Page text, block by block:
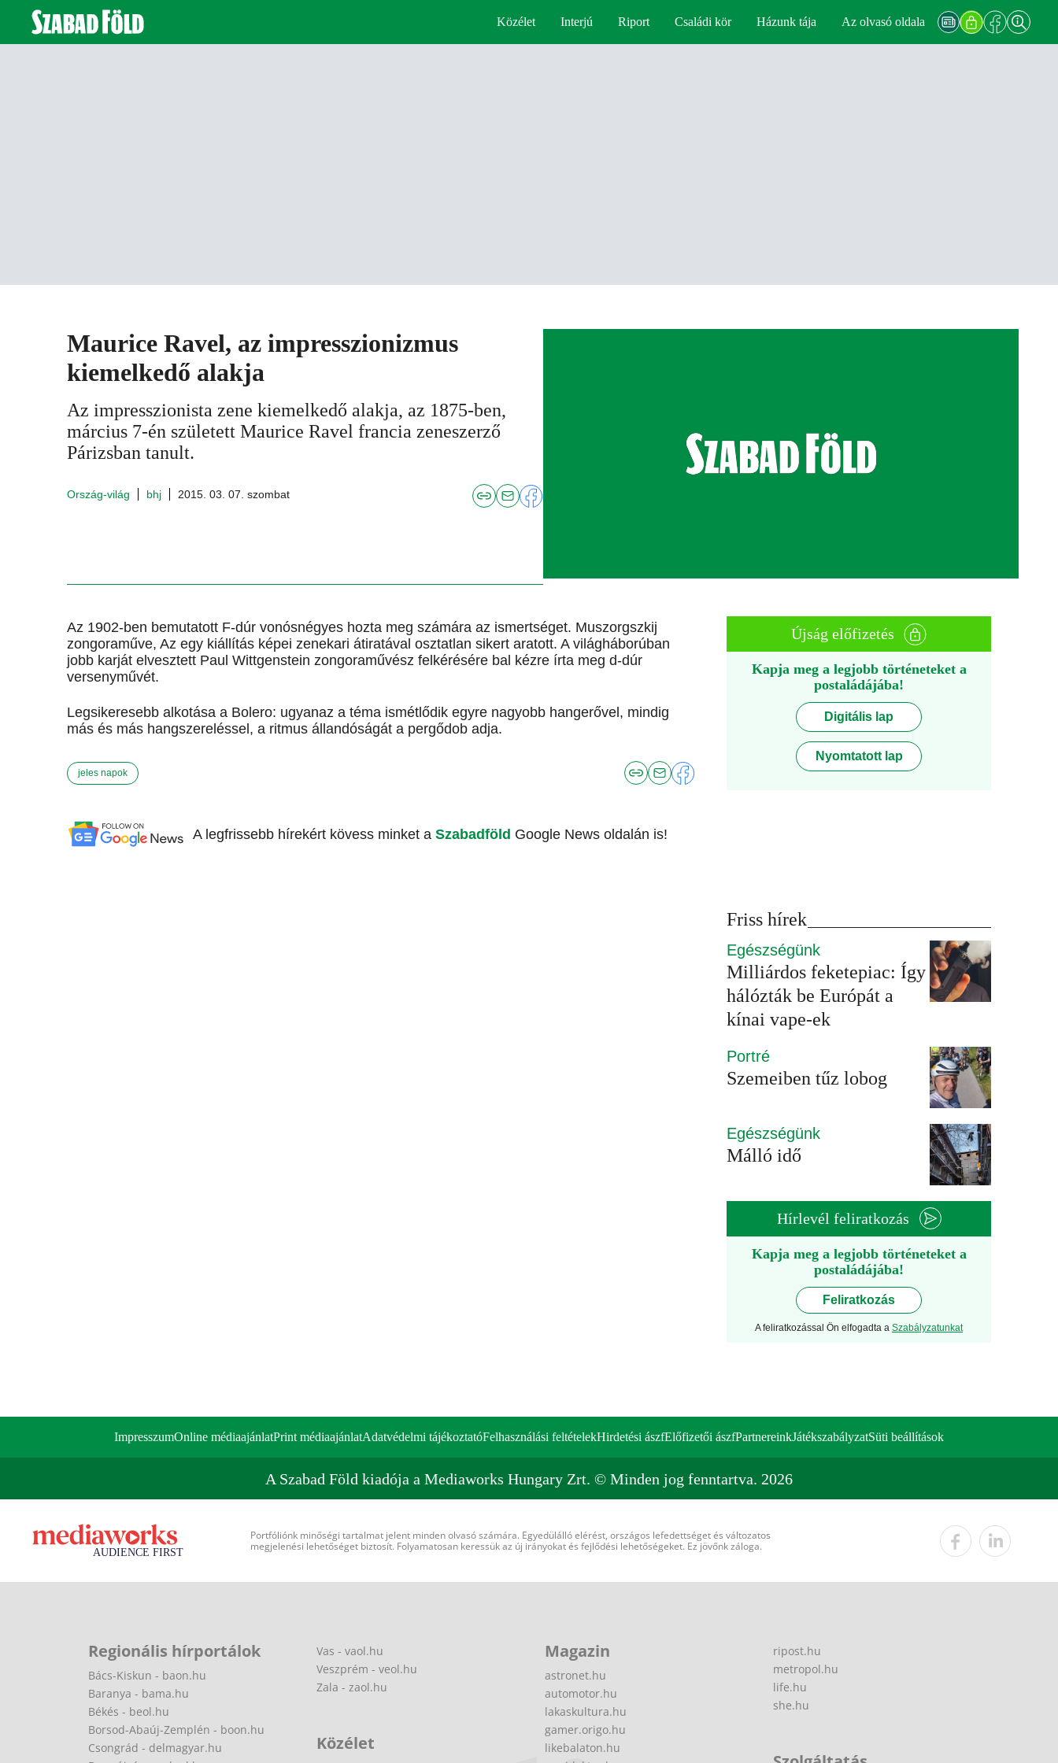
Közélet Interjú Riport Családi kör Házunk tája Az olvasó oldala
Maurice Ravel, az impresszionizmus
kiemelkedő alakja
Az impresszionista zene kiemelkedő alakja, az 1875-ben,
március 7-én született Maurice Ravel francia zeneszerző
Párizsban tanult.
Ország-világ bhj 2015. 03. 07. szombat
Az 1902-ben bemutatott F-dúr vonósnégyes hozta meg számára az ismertséget. Muszorgszkij
zongoraműve, Az egy kiállítás képei zenekari átiratával osztatlan sikert aratott. A világháborúban
jobb karját elvesztett Paul Wittgenstein zongoraművész felkérésére bal kézre írta meg d-dúr
versenyművét.
Legsikeresebb alkotása a Bolero: ugyanaz a téma ismétlődik egyre nagyobb hangerővel, mindig
más és más hangszereléssel, a ritmus állandóságát a pergődob adja.
jeles napok
A legfrissebb hírekért kövess minket a Szabadföld Google News oldalán is!
Újság előfizetés
Kapja meg a legjobb történeteket a
postaládájába!
Digitális lap
Nyomtatott lap
Friss hírek
Egészségünk
Milliárdos feketepiac: Így
hálózták be Európát a
kínai vape-ek
Portré
Szemeiben tűz lobog
Egészségünk
Málló idő
Hírlevél feliratkozás
Kapja meg a legjobb történeteket a
postaládájába!
Feliratkozás
A feliratkozással Ön elfogadta a Szabályzatunkat
ImpresszumOnline médiaajánlatPrint médiaajánlatAdatvédelmi tájékoztatóFelhasználási feltételekHirdetési ászfElőfizetői ászfPartnereinkJátékszabályzatSüti beállítások
A Szabad Föld kiadója a Mediaworks Hungary Zrt. © Minden jog fenntartva. 2026
Portfóliónk minőségi tartalmat jelent minden olvasó számára. Egyedülálló elérést, országos lefedettséget és változatos
megjelenési lehetőséget biztosít. Folyamatosan keressük az új irányokat és fejlődési lehetőségeket. Ez jövőnk záloga.
Regionális hírportálok
Bács-Kiskun - baon.hu
Baranya - bama.hu
Békés - beol.hu
Borsod-Abaúj-Zemplén - boon.hu
Csongrád - delmagyar.hu
Vas - vaol.hu
Veszprém - veol.hu
Zala - zaol.hu
Közélet
Magazin
astronet.hu
automotor.hu
lakaskultura.hu
gamer.origo.hu
likebalaton.hu
ripost.hu
metropol.hu
life.hu
she.hu